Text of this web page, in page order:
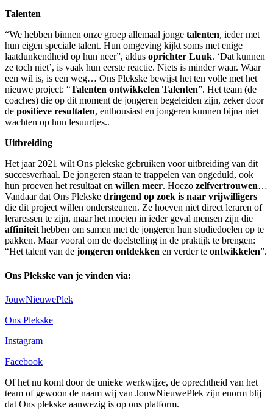
Talenten
“We hebben binnen onze groep allemaal jonge talenten, ieder met
hun eigen speciale talent. Hun omgeving kijkt soms met enige
laatdunkendheid op hun neer”, aldus oprichter Luuk. ‘Dat kunnen
ze toch niet’, is vaak hun eerste reactie. Niets is minder waar. Waar
een wil is, is een weg… Ons Plekske bewijst het ten volle met het
nieuwe project: “Talenten ontwikkelen Talenten”. Het team (de
coaches) die op dit moment de jongeren begeleiden zijn, zeker door
de positieve resultaten, enthousiast en jongeren kunnen bijna niet
wachten op hun lesuurtjes..
Uitbreiding
Het jaar 2021 wilt Ons plekske gebruiken voor uitbreiding van dit
succesverhaal. De jongeren staan te trappelen van ongeduld, ook
hun proeven het resultaat en willen meer. Hoezo zelfvertrouwen…
Vandaar dat Ons Plekske dringend op zoek is naar vrijwilligers
die dit project willen ondersteunen. Ze hoeven niet direct leraren of
leraressen te zijn, maar het moeten in ieder geval mensen zijn die
affiniteit hebben om samen met de jongeren hun studiedoelen op te
pakken. Maar vooral om de doelstelling in de praktijk te brengen:
“Het talent van de jongeren ontdekken en verder te ontwikkelen”.
Ons Plekske van je vinden via:
JouwNieuwePlek
Ons Plekske
Instagram
Facebook
Of het nu komt door de unieke werkwijze, de oprechtheid van het
team of gewoon de naam wij van JouwNieuwePlek zijn enorm blij
dat Ons plekske aanwezig is op ons platform.